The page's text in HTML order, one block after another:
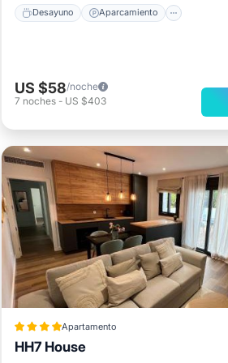
Desayuno Aparcamiento
US $58/noche
7 noches - US $403
Apartamento
HH7 House